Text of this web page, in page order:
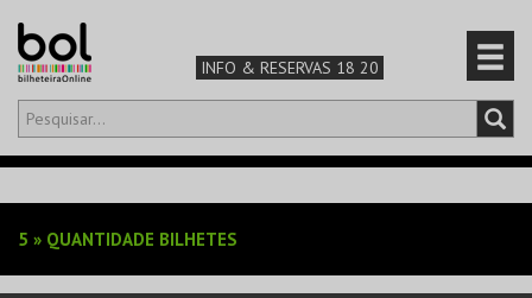
INFO & RESERVAS 18 20
Olá,iniciar sessão
TEATRO & ARTE
5 » QUANTIDADE BILHETES